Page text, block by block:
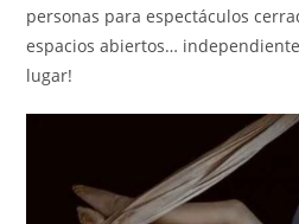
personas para espectáculos
espacios abiertos…
lugar!